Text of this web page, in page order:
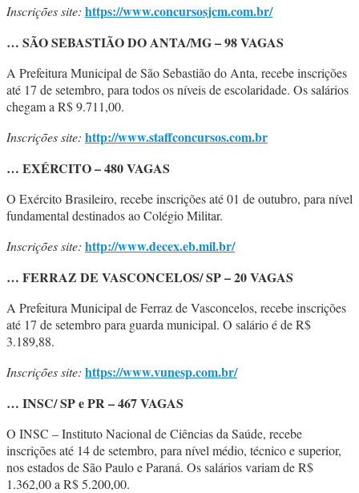
Inscrições site: https://www.concursosjcm.com.br/
… SÃO SEBASTIÃO DO ANTA/MG – 98 VAGAS
A Prefeitura Municipal de São Sebastião do Anta, recebe inscrições
até 17 de setembro, para todos os níveis de escolaridade. Os salários
chegam a R$ 9.711,00.
Inscrições site: http://www.staffconcursos.com.br
… EXÉRCITO – 480 VAGAS
O Exército Brasileiro, recebe inscrições até 01 de outubro, para nível
fundamental destinados ao Colégio Militar.
Inscrições site: http://www.decex.eb.mil.br/
… FERRAZ DE VASCONCELOS/ SP – 20 VAGAS
A Prefeitura Municipal de Ferraz de Vasconcelos, recebe inscrições
até 17 de setembro para guarda municipal. O salário é de R$
3.189,88.
Inscrições site: https://www.vunesp.com.br/
… INSC/ SP e PR – 467 VAGAS
O INSC – Instituto Nacional de Ciências da Saúde, recebe
inscrições até 14 de setembro, para nível médio, técnico e superior,
nos estados de São Paulo e Paraná. Os salários variam de R$
1.362,00 a R$ 5.200,00.